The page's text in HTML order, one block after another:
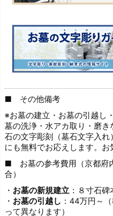
■ その他備考
※お墓の建立・お墓の引越し
墓の洗浄・水アカ取り・磨
石の文字彫刻（墓石文字入
にも無料でお応えします。お
■ お墓の参考費用（京都府
合）
・ お墓の新規建立 ：８寸石
・ お墓の引越し ：44万円～
って異なります）